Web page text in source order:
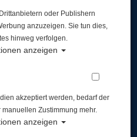
oder Publishern
anzuzeigen. Sie tun dies,
hinweg verfolgen.
anzeigen
akzeptiert werden, bedarf der
Zustimmung mehr.
anzeigen